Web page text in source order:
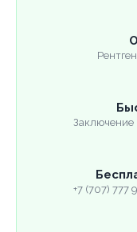
Заключение
+7 (707) 777